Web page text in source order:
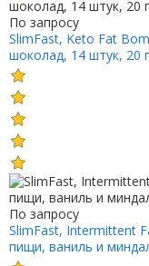
По запросу
SlimFast, Keto Fat
шоколад, 14 штук, 20
По запросу
SlimFast, Intermittent
пищи, ваниль и